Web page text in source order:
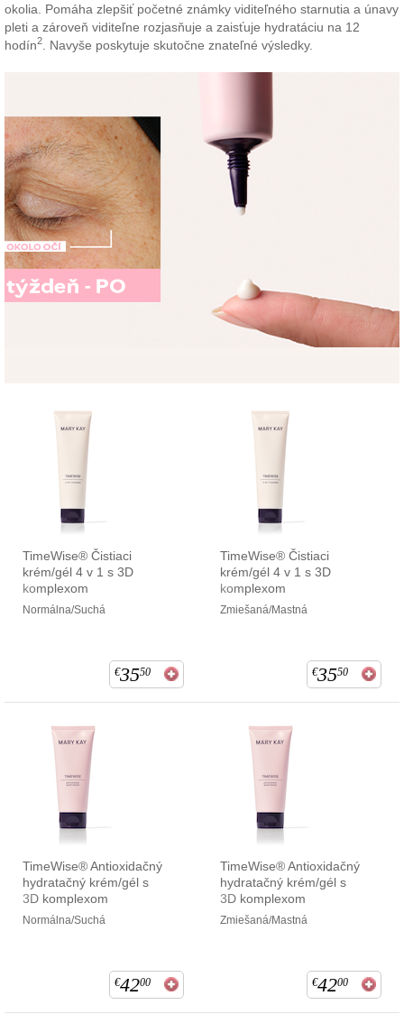
okolia. Pomáha zlepšiť početné známky viditeľného starnutia a únavy
pleti a zároveň viditeľne rozjasňuje a zaisťuje hydratáciu na 12
hodín2 . Navyše poskytuje skutočne znateľné výsledky.
TimeWise® Čistiaci
krém/gél 4 v 1 s 3D
komplexom
Normálna/Suchá
€3550
TimeWise® Čistiaci
krém/gél 4 v 1 s 3D
komplexom
Zmiešaná/Mastná
€3550
TimeWise® Antioxidačný
hydratačný krém/gél s
3D komplexom
Normálna/Suchá
€4200
TimeWise® Antioxidačný
hydratačný krém/gél s
3D komplexom
Zmiešaná/Mastná
€4200